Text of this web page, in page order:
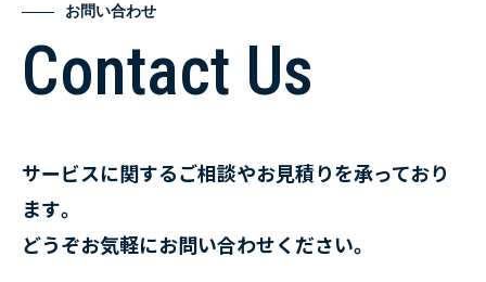
お問い合わせ
Contact Us
サービスに関するご相談やお見積りを承っており
ます。
どうぞお気軽にお問い合わせください。